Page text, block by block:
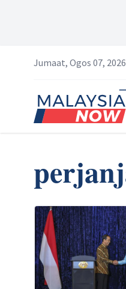
Jumaat, Ogos 07, 2026
Home